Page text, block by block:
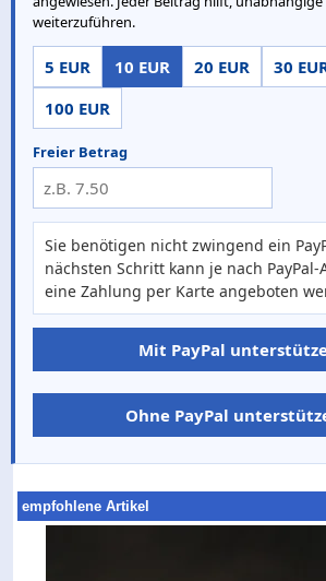
weiterzuführen.
5 EUR 10 EUR 20 EUR 30
100 EUR
Freier Betrag
Sie benötigen nicht zwingend ein
nächsten Schritt kann je nach PayPal-
eine Zahlung per Karte angeboten
Mit PayPal
Ohne PayPal
empfohlene Artikel